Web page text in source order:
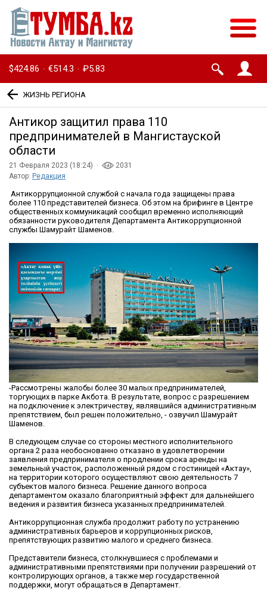
$424.86 · €514.3 · ₽5.83
ЖИЗНЬ РЕГИОНА
Антикор защитил права 110
предпринимателей в Мангистауской
области
21 Февраля 2023 (18:24) ·
2031
Автор: Редакция
Антикоррупционной службой с начала года защищены права
более 110 представителей бизнеса. Об этом на брифинге в Центре
общественных коммуникаций сообщил временно исполняющий
обязанности руководителя Департамента Антикоррупционной
службы Шамурайт Шаменов.
-Рассмотрены жалобы более 30 малых предпринимателей,
торгующих в парке Акбота. В результате, вопрос с разрешением
на подключение к электричеству, являвшийся административным
препятствием, был решен положительно, - озвучил Шамурайт
Шаменов.
В следующем случае со стороны местного исполнительного
органа 2 раза необоснованно отказано в удовлетворении
заявления предпринимателя о продлении срока аренды на
земельный участок, расположенный рядом с гостиницей «Актау»,
на территории которого осуществляют свою деятельность 7
субъектов малого бизнеса. Решение данного вопроса
департаментом оказало благоприятный эффект для дальнейшего
ведения и развития бизнеса указанных предпринимателей.
Антикоррупционная служба продолжит работу по устранению
административных барьеров и коррупционных рисков,
препятствующих развитию малого и среднего бизнеса.
Представители бизнеса, столкнувшиеся с проблемами и
административными препятствиями при получении разрешений от
контролирующих органов, а также мер государственной
поддержки, могут обращаться в Департамент.